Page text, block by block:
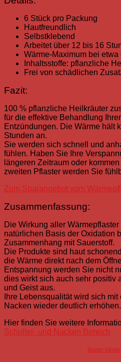
6 Stück pro Packung
Hautfreundlich
Selbstklebend
Arbeitet über 12 bis 16
Wärme-Maximum bei
Inhaltsstoffe: pflanzliche
Frei von schädlichen
Fazit:
100 % pflanzliche Heilkräuter
für die effektive Behandlung
Entzündungen. Die Wärme hält
Stunden an.
Sie werden sich schnell und
fühlen. Haben Sie Ihre
längeren Zeitraum oder
zweiten Pflaster werden Sie
Zum Sparangebot vom
Zusammenfassung:
Die Wirkung aller
natürlichen Basis der Oxidation
Zusammenhang mit Sauerstoff.
Die Produkte sind haut
die Wärme direkt nach dem
Entspannung werden Sie nicht
dies wirkt sich auch sehr positiv
und Geist aus.
Ihre Lebensqualität wird sich
Nacken wieder deutlich erhöhen.
Hier finden Sie weitere
Schulter- und Nacken Bereich
Bester